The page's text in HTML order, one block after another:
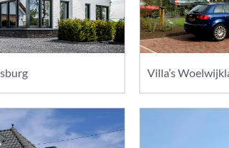
Villa’s